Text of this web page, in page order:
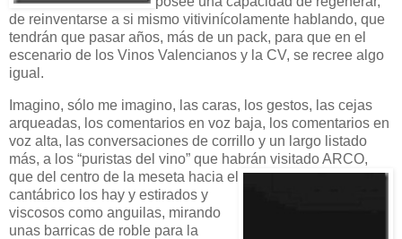
de reinventarse a si mismo vitivinícolamente hablando, que
tendrán que pasar años, más de un pack, para que en el
escenario de los Vinos Valencianos y la CV, se recree algo
igual.
Imagino, sólo me imagino, las caras, los gestos, las cejas
arqueadas, los comentarios en voz baja, los comentarios en
voz alta, las conversaciones de corrillo y un largo listado
más, a los “puristas del vino” que habrán visitado ARCO,
que del centro de la meseta hacia el
cantábrico los hay y estirados y
viscosos como anguilas, mirando
unas barricas de roble para la